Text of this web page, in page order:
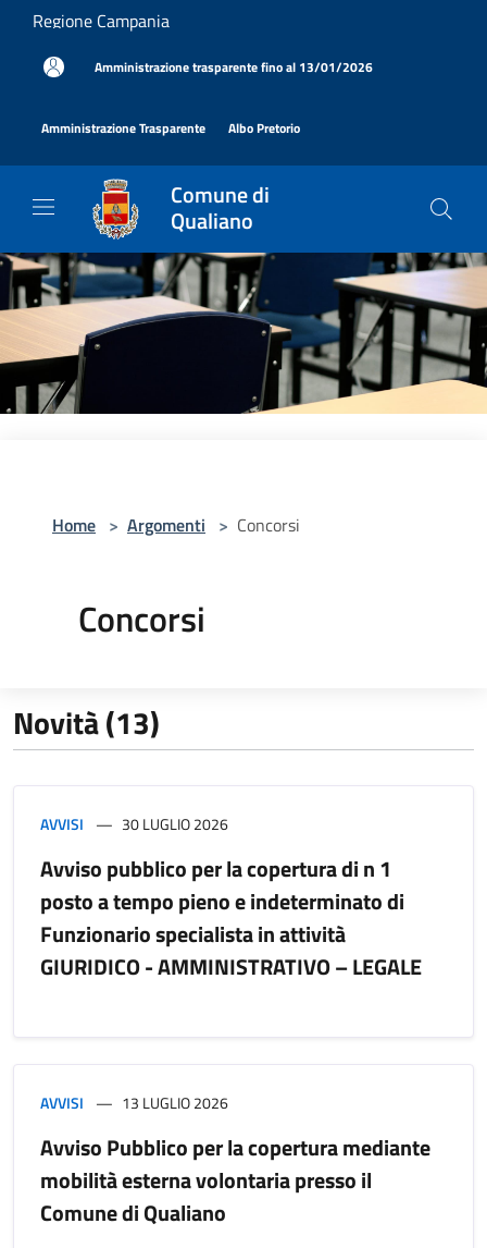
Salta al contenuto principale
Regione Campania
Amministrazione trasparente fino al 13/01/2026
Amministrazione Trasparente Albo Pretorio
Comune di
Qualiano
Home > Argomenti > Concorsi
Concorsi
Novità (13)
AVVISI 30 LUGLIO 2026
Avviso pubblico per la copertura di n 1
posto a tempo pieno e indeterminato di
Funzionario specialista in attività
GIURIDICO - AMMINISTRATIVO – LEGALE
AVVISI 13 LUGLIO 2026
Avviso Pubblico per la copertura mediante
mobilità esterna volontaria presso il
Comune di Qualiano